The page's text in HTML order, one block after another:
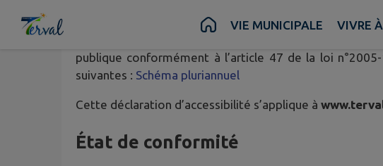
Contenu Pied de page
VIE MUNICIPALE VIVRE
publique conformément à l’article 47 de la loi
suivantes : Schéma pluriannuel
Cette déclaration d’accessibilité s’applique à
État de conformité